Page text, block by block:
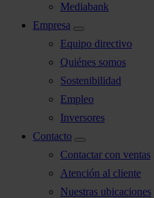
Mediabank
Empresa
Equipo directivo
Quiénes somos
Sostenibilidad
Empleo
Inversores
Contacto
Contactar con ventas
Atención al cliente
Nuestras ubicaciones